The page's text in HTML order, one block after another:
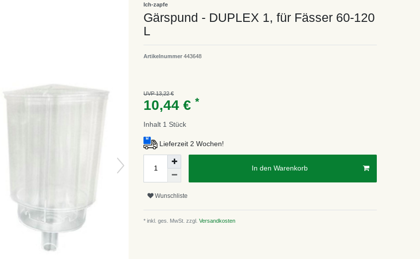
Ich-zapfe
Gärspund - DUPLEX 1, für Fässer 60-120
L
Artikelnummer 443648
UVP 13,22 €
10,44 € *
Inhalt 1 Stück
Lieferzeit 2 Wochen!
In den Warenkorb
Wunschliste
* inkl. ges. MwSt. zzgl. Versandkosten